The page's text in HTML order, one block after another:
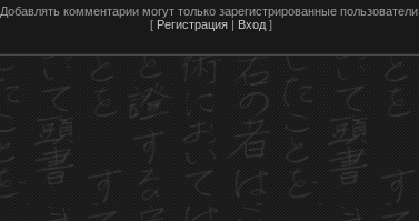
Добавлять комментарии могут только зарегистрированные пользователи.
[ Регистрация| Вход]